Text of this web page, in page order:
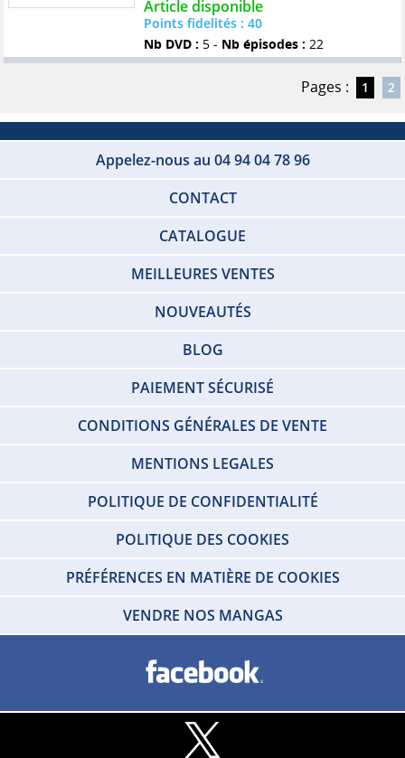
Article disponible
Points fidelités : 40
Nb DVD : 5 - Nb épisodes : 22
Pages : 1 2
Appelez-nous au 04 94 04 78 96
CONTACT
CATALOGUE
MEILLEURES VENTES
NOUVEAUTÉS
BLOG
PAIEMENT SÉCURISÉ
CONDITIONS GÉNÉRALES DE VENTE
MENTIONS LEGALES
POLITIQUE DE CONFIDENTIALITÉ
POLITIQUE DES COOKIES
PRÉFÉRENCES EN MATIÈRE DE COOKIES
VENDRE NOS MANGAS